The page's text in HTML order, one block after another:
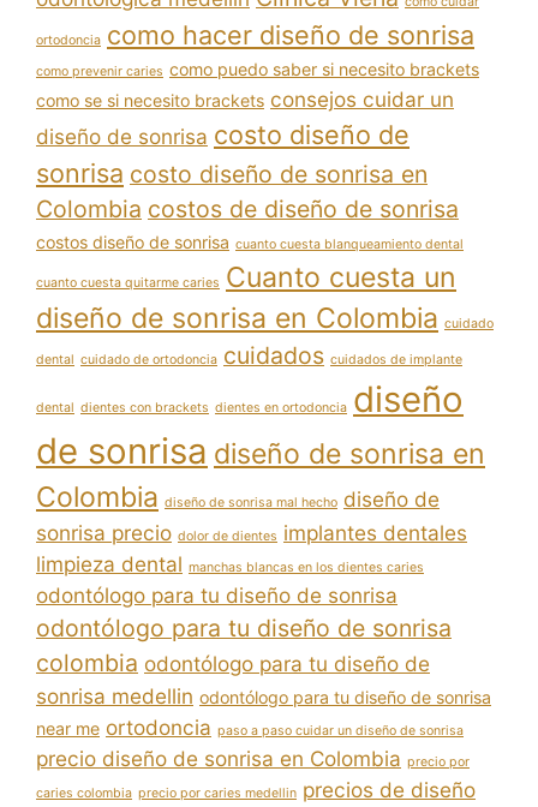
ortodoncia como hacer diseño de sonrisa
como prevenir caries como puedo saber si necesito brackets
como se si necesito brackets consejos cuidar un
diseño de sonrisa costo diseño de
sonrisa costo diseño de sonrisa en
Colombia costos de diseño de sonrisa
costos diseño de sonrisa cuanto cuesta blanqueamiento dental
cuanto cuesta quitarme caries Cuanto cuesta un
diseño de sonrisa en Colombia cuidado
dental cuidado de ortodoncia cuidados cuidados de implante
dental dientes con brackets dientes en ortodoncia diseño
de sonrisa diseño de sonrisa en
Colombia diseño de sonrisa mal hecho diseño de
sonrisa precio dolor de dientes implantes dentales
limpieza dental manchas blancas en los dientes caries
odontólogo para tu diseño de sonrisa
odontólogo para tu diseño de sonrisa
colombia odontólogo para tu diseño de
sonrisa medellin odontólogo para tu diseño de sonrisa
near me ortodoncia paso a paso cuidar un diseño de sonrisa
precio diseño de sonrisa en Colombia precio por
caries colombia precio por caries medellin precios de diseño